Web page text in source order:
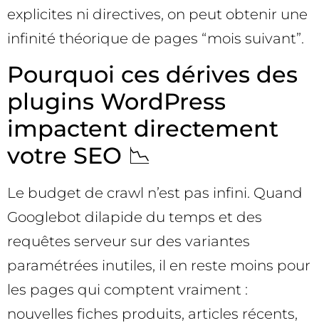
explicites ni directives, on peut obtenir une
infinité théorique de pages “mois suivant”.
Pourquoi ces dérives des
plugins WordPress
impactent directement
votre SEO 📉
Le budget de crawl n’est pas infini. Quand
Googlebot dilapide du temps et des
requêtes serveur sur des variantes
paramétrées inutiles, il en reste moins pour
les pages qui comptent vraiment :
nouvelles fiches produits, articles récents,